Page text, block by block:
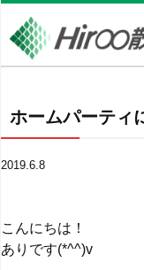
ホームパーティ
2019.6.8
こんにちは！
ありです(*^^)v